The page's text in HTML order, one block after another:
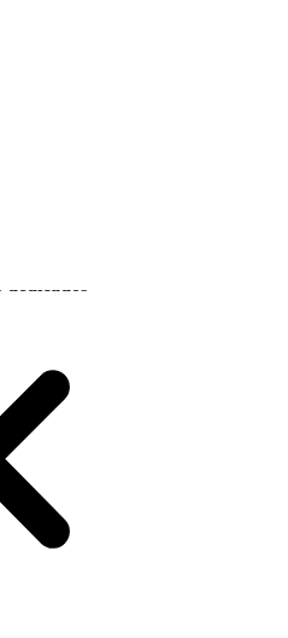
completamente amuebladas
Estacionamiento - Espacio para
- Wifi...